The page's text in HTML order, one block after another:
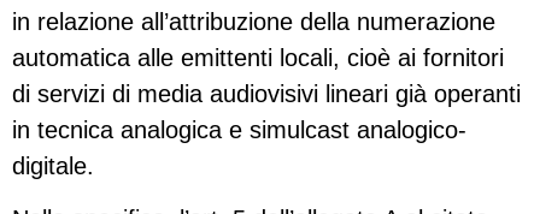
in relazione all’attribuzione della numerazione
automatica alle emittenti locali, cioè ai fornitori
di servizi di media audiovisivi lineari già operanti
in tecnica analogica e simulcast analogico-
digitale.